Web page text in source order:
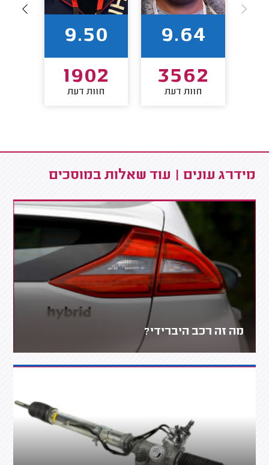
9.64
3562
חוות דעת
9.50
1902
חוות דעת
מידרג עונים | עוד שאלות במוסכים
מה זה רכב היברידי?